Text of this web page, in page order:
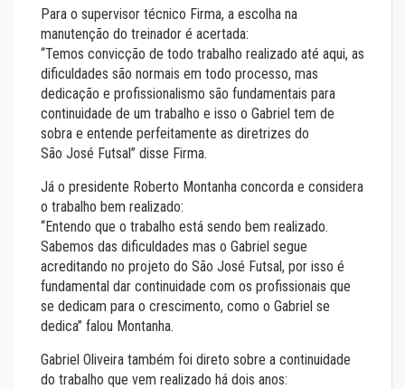
Para o supervisor técnico Firma, a escolha na
manutenção do treinador é acertada:
“Temos convicção de todo trabalho realizado até aqui, as
dificuldades são normais em todo processo, mas
dedicação e profissionalismo são fundamentais para
continuidade de um trabalho e isso o Gabriel tem de
sobra e entende perfeitamente as diretrizes do
São José Futsal” disse Firma.
Já o presidente Roberto Montanha concorda e considera
o trabalho bem realizado:
“Entendo que o trabalho está sendo bem realizado.
Sabemos das dificuldades mas o Gabriel segue
acreditando no projeto do São José Futsal, por isso é
fundamental dar continuidade com os profissionais que
se dedicam para o crescimento, como o Gabriel se
dedica” falou Montanha.
Gabriel Oliveira também foi direto sobre a continuidade
do trabalho que vem realizado há dois anos: